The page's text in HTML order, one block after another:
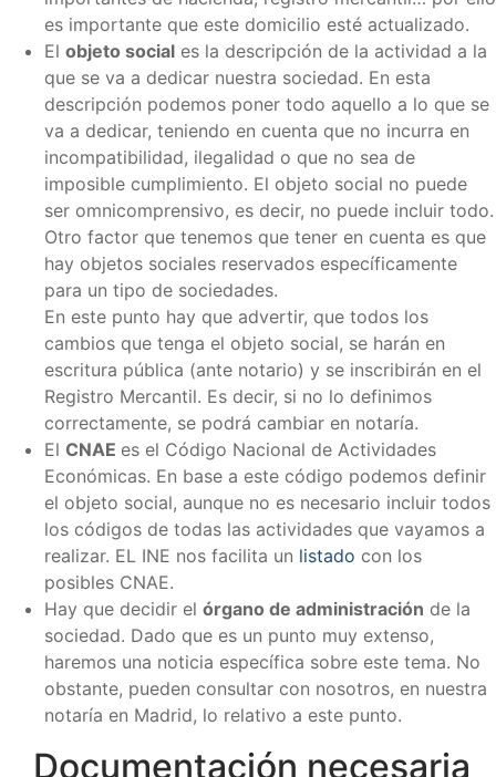
es importante que este domicilio esté actualizado.
El objeto social es la descripción de la actividad a la
que se va a dedicar nuestra sociedad. En esta
descripción podemos poner todo aquello a lo que se
va a dedicar, teniendo en cuenta que no incurra en
incompatibilidad, ilegalidad o que no sea de
imposible cumplimiento. El objeto social no puede
ser omnicomprensivo, es decir, no puede incluir todo.
Otro factor que tenemos que tener en cuenta es que
hay objetos sociales reservados específicamente
para un tipo de sociedades.
En este punto hay que advertir, que todos los
cambios que tenga el objeto social, se harán en
escritura pública (ante notario) y se inscribirán en el
Registro Mercantil. Es decir, si no lo definimos
correctamente, se podrá cambiar en notaría.
El CNAE es el Código Nacional de Actividades
Económicas. En base a este código podemos definir
el objeto social, aunque no es necesario incluir todos
los códigos de todas las actividades que vayamos a
realizar. EL INE nos facilita un listado con los
posibles CNAE.
Hay que decidir el órgano de administración de la
sociedad. Dado que es un punto muy extenso,
haremos una noticia específica sobre este tema. No
obstante, pueden consultar con nosotros, en nuestra
notaría en Madrid, lo relativo a este punto.
Documentación necesaria